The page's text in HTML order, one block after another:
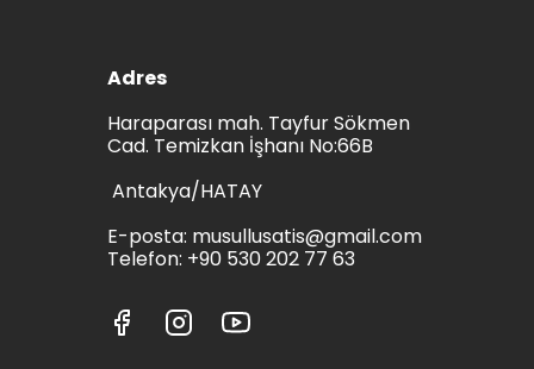
Adres
Haraparası mah. Tayfur Sökmen
Cad. Temizkan İşhanı No:66B
Antakya/HATAY
E-posta: musullusatis@gmail.com
Telefon: +90 530 202 77 63